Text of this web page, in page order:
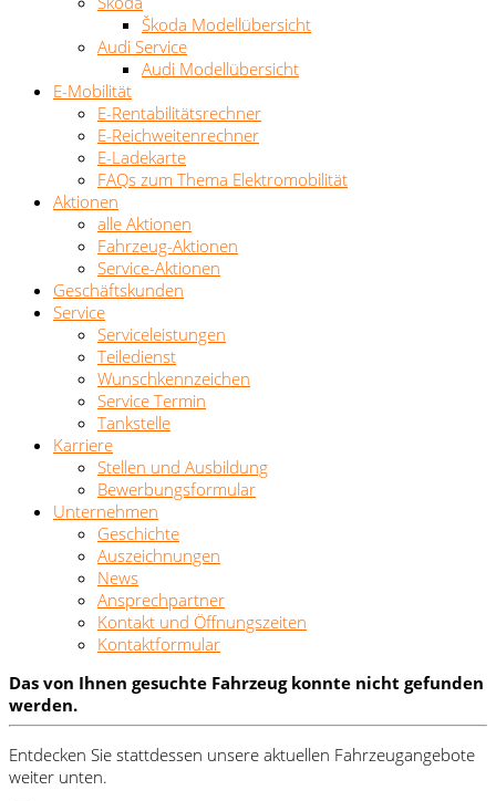
Škoda Modellübersicht
Audi Service
Audi Modellübersicht
E-Mobilität
E-Rentabilitätsrechner
E-Reichweitenrechner
E-Ladekarte
FAQs zum Thema Elektromobilität
Aktionen
alle Aktionen
Fahrzeug-Aktionen
Service-Aktionen
Geschäftskunden
Service
Serviceleistungen
Teiledienst
Wunschkennzeichen
Service Termin
Tankstelle
Karriere
Stellen und Ausbildung
Bewerbungsformular
Unternehmen
Geschichte
Auszeichnungen
News
Ansprechpartner
Kontakt und Öffnungszeiten
Kontaktformular
Das von Ihnen gesuchte Fahrzeug konnte nicht gefunden
werden.
Entdecken Sie stattdessen unsere aktuellen Fahrzeugangebote
weiter unten.